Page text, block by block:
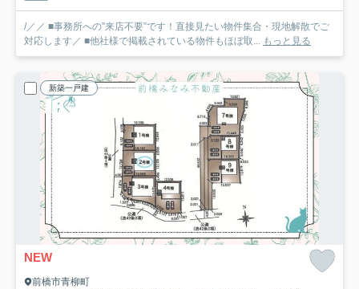
/／／ ■事務所への”来店不要”です！直接見たい物件集合・現地解散でご
対応します／ ■他社様で掲載されている物件もほぼ取...
もっと見る
新築一戸建
NEW
前橋市青柳町